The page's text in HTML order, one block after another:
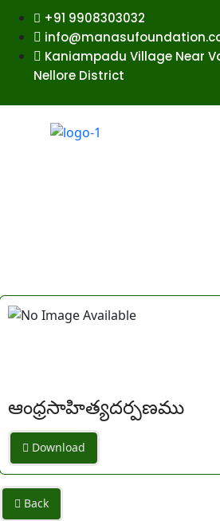
+91 9908303032
Kaniampadu Village Near
Nellore District
ఆంధ్రసాహిత్యదర్పణము
Download
Back